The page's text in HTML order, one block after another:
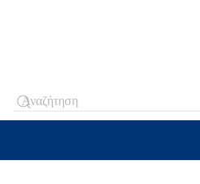
Type 2 or more characters for results.